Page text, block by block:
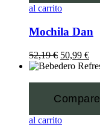
al carrito
Mochila Dan
52,19€ 50,99 €
Compare
al carrito